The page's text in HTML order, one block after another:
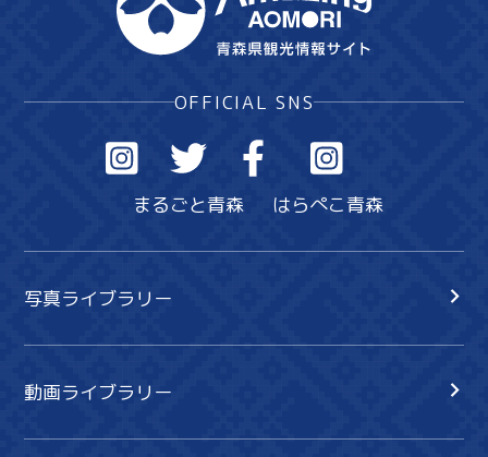
OFFICIAL SNS
まるごと青森 はらぺこ青森
写真ライブラリー
動画ライブラリー